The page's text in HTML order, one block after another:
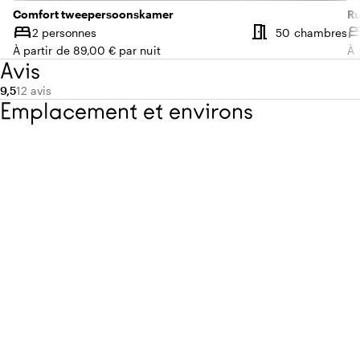
Comfort tweepersoonskamer
bed
Capacité
2 personnes meeting_room
50 chambres
À partir de 89,00 € par nuit
À
Avis
Note moyenne de 9,5 sur 10
9,5Nombre d'avis : 12
12 avis
Emplacement et environs